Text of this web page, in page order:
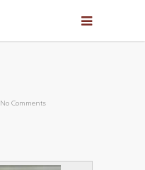
No Comments